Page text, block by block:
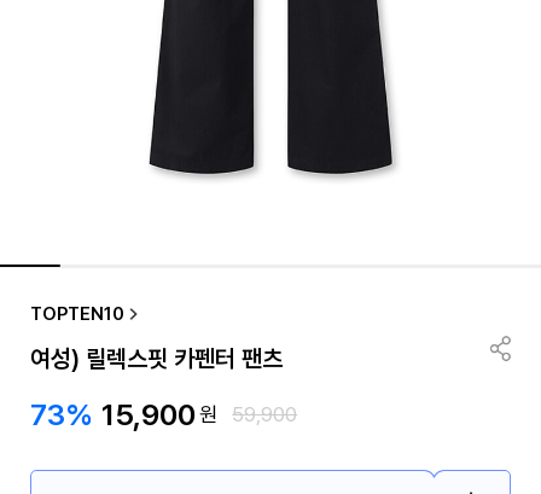
TOPTEN10
여성) 릴렉스핏 카펜터 팬츠
73% 15,900원 59,900